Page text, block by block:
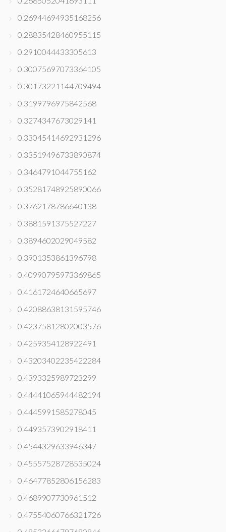
0.26944694935168256
0.28835428460955115
0.2910044433305613
0.30075697073364105
0.30173221144709494
0.3199796975842568
0.3274347673029141
0.33045414692931296
0.33519496733890874
0.3464791044755162
0.35281748925890066
0.3762178786640138
0.3881591375527227
0.3894602029049582
0.3901353861396798
0.40990795973369865
0.4161724640665697
0.42088638131595746
0.42375812802003576
0.4259354128922491
0.43203402235422284
0.4393325989723299
0.44441065944482194
0.4445991585278045
0.4493573902918411
0.4544329633946347
0.45557528728535024
0.46477852806156283
0.4689907730961512
0.47554060766321726